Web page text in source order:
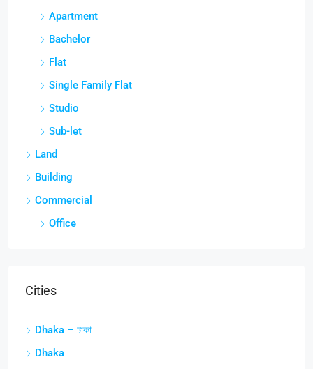
Apartment
Bachelor
Flat
Single Family Flat
Studio
Sub-let
Land
Building
Commercial
Office
Cities
Dhaka – ঢাকা
Dhaka